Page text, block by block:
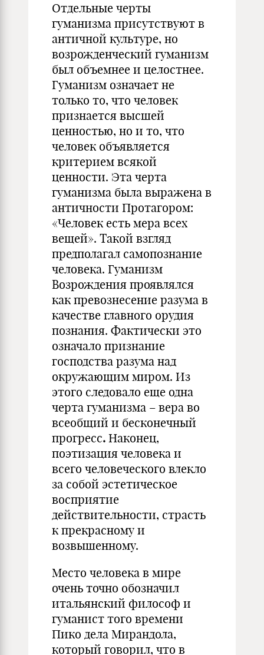
Отдельные черты
гуманизма присутствуют в
античной культуре, но
возрожденческий гуманизм
был объемнее и целостнее.
Гуманизм означает не
только то, что человек
признается высшей
ценностью, но и то, что
человек объявляется
критерием всякой
ценности. Эта черта
гуманизма была выражена в
античности Протагором:
«Человек есть мера всех
вещей». Такой взгляд
предполагал самопознание
человека. Гуманизм
Возрождения проявлялся
как превознесение разума в
качестве главного орудия
познания. Фактически это
означало признание
господства разума над
окружающим миром. Из
этого следовало еще одна
черта гуманизма – вера во
всеобщий и бесконечный
прогресс. Наконец,
поэтизация человека и
всего человеческого влекло
за собой эстетическое
восприятие
действительности, страсть
к прекрасному и
возвышенному.
Место человека в мире
очень точно обозначил
итальянский философ и
гуманист того времени
Пико дела Мирандола,
который говорил, что в